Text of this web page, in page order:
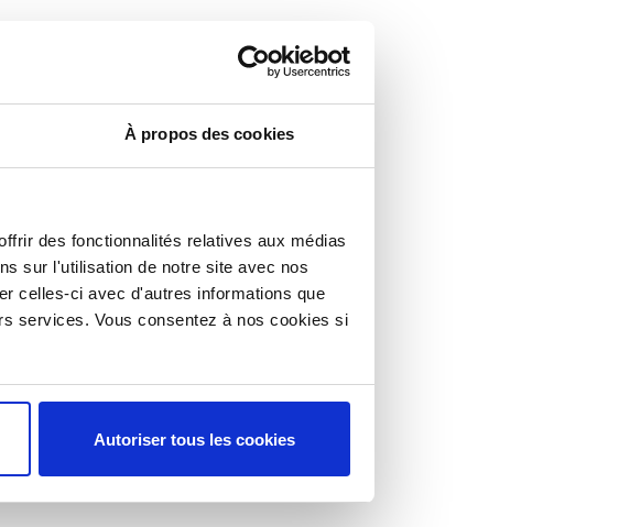
À propos des cookies
des fonctionnalités relatives aux médias
sur l'utilisation de notre site avec nos
celles-ci avec d'autres informations que
services. Vous consentez à nos cookies si
Autoriser tous les cookies